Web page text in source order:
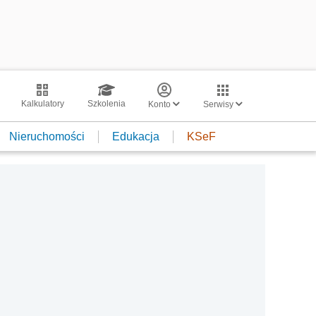
Kalkulatory Szkolenia Konto Serwisy
Nieruchomości Edukacja KSeF